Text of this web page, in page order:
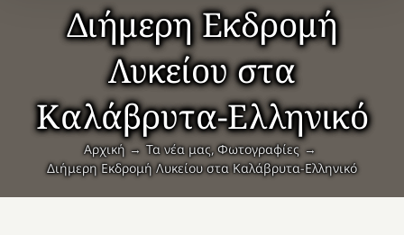
Διήμερη Εκδρομή
Λυκείου στα
Καλάβρυτα-Ελληνικό
Αρχική Τα νέα μας Φωτογραφίες
Διήμερη Εκδρομή Λυκείου στα Καλάβρυτα-Ελληνικό